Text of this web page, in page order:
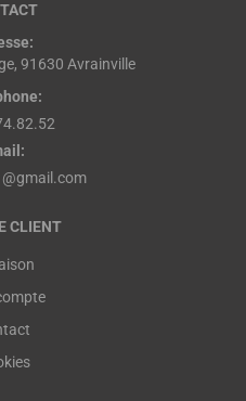
91630 Avrainville
CLIENT